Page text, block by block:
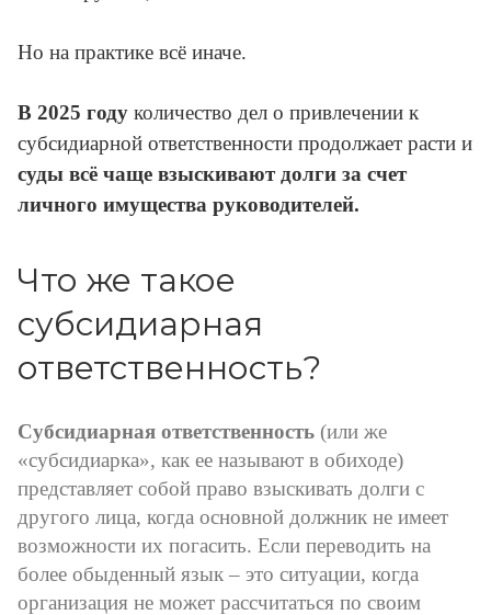
Но на практике всё иначе.
В 2025 году количество дел о привлечении к
субсидиарной ответственности продолжает расти и
суды всё чаще взыскивают долги за счет
личного имущества руководителей.
Что же такое
субсидиарная
ответственность?
Субсидиарная ответственность (или же
«субсидиарка», как ее называют в обиходе)
представляет собой право взыскивать долги с
другого лица, когда основной должник не имеет
возможности их погасить. Если переводить на
более обыденный язык – это ситуации, когда
организация не может рассчитаться по своим